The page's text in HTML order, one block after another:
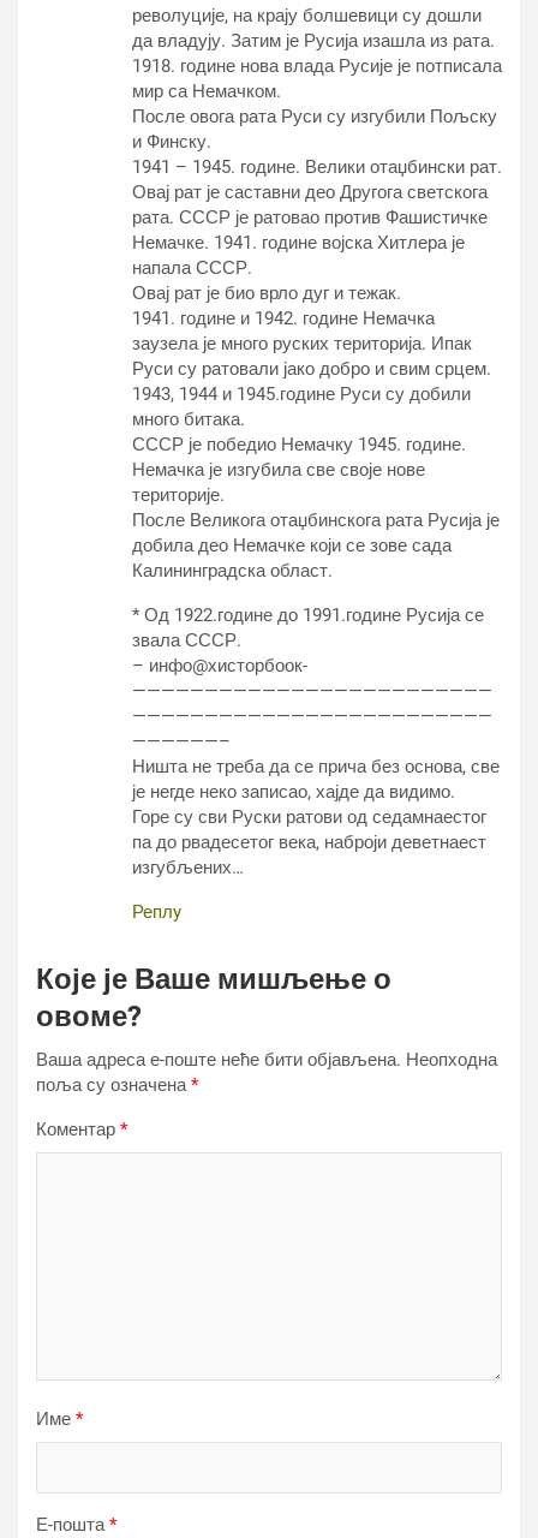
револуције, на крају болшевици су дошли
да владују. Затим је Русија изашла из рата.
1918. године нова влада Русије је потписала
мир са Немачком.
После овога рата Руси су изгубили Пољску
и Финску.
1941 – 1945. године. Велики отаџбински рат.
Овај рат је саставни део Другога светскога
рата. СССР је ратовао против Фашистичке
Немачке. 1941. године војска Хитлера је
напала СССР.
Овај рат је био врло дуг и тежак.
1941. године и 1942. године Немачка
заузела је много руских територија. Ипак
Руси су ратовали јако добро и свим срцем.
1943, 1944 и 1945.године Руси су добили
много битака.
СССР је победио Немачку 1945. године.
Немачка је изгубила све своје нове
територије.
После Великога отаџбинскога рата Русија је
добила део Немачке који се зове сада
Калининградска област.
* Од 1922.године до 1991.године Русија се
звала СССР.
– инфо@хисторбоок-
—————————————————————————
—————————————————————————
——————–
Ништа не треба да се прича без основа, све
је негде неко записао, хајде да видимо.
Горе су сви Руски ратови од седамнаестог
па до рвадесетог века, наброји деветнаест
изгубљених…
Реплy
Које је Ваше мишљење о
овоме?
Ваша адреса е-поште неће бити објављена. Неопходна
поља су означена*
Коментар *
Име *
Е-пошта*